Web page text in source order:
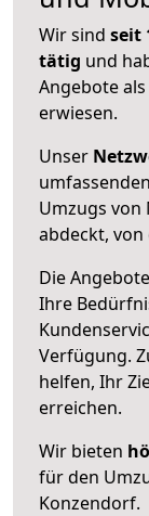
Wir sind seit
tätig und
Angebote
erwiesen.
Unser
Umzugs von
abdeckt,
Die
Ihre
Verfügung.
helfen, Ihr
erreichen.
Wir bieten
für den
Konzendorf.